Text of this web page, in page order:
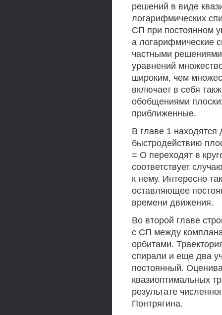
решений в виде
логарифмических
СП при постоянном
а логарифмические
частными
уравнений
широким, чем
включает в себя
обобщениями
приближенные.
В главе 1 находятся
быстродействию
= О переходят в
соответствует
к нему. Интересно
оставляющее
времени движения.
Во второй главе
с СП между
орбитами.
спирали и еще два
постоянный.
квазиоптимальных
результате
Понтрягина.